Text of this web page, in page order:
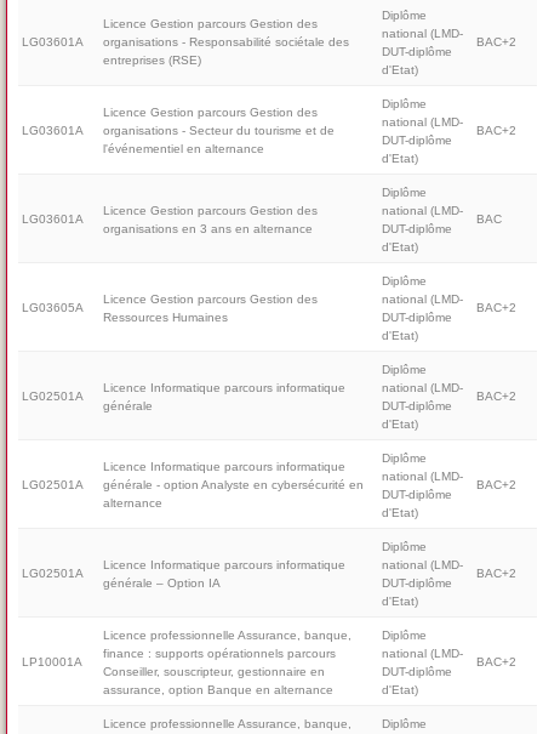
LG03601A
Licence Gestion parcours Gestion des
organisations - Responsabilité sociétale des
entreprises (RSE)
Diplôme
national (LMD-
DUT-diplôme
d'Etat)
BAC+2
LG03601A
Licence Gestion parcours Gestion des
organisations - Secteur du tourisme et de
l'événementiel en alternance
Diplôme
national (LMD-
DUT-diplôme
d'Etat)
BAC+2
LG03601A
Licence Gestion parcours Gestion des
organisations en 3 ans en alternance
Diplôme
national (LMD-
DUT-diplôme
d'Etat)
BAC
LG03605A
Licence Gestion parcours Gestion des
Ressources Humaines
Diplôme
national (LMD-
DUT-diplôme
d'Etat)
BAC+2
LG02501A
Licence Informatique parcours informatique
générale
Diplôme
national (LMD-
DUT-diplôme
d'Etat)
BAC+2
LG02501A
Licence Informatique parcours informatique
générale - option Analyste en cybersécurité en
alternance
Diplôme
national (LMD-
DUT-diplôme
d'Etat)
BAC+2
LG02501A
Licence Informatique parcours informatique
générale – Option IA
Diplôme
national (LMD-
DUT-diplôme
d'Etat)
BAC+2
LP10001A
Licence professionnelle Assurance, banque,
finance : supports opérationnels parcours
Conseiller, souscripteur, gestionnaire en
assurance, option Banque en alternance
Diplôme
national (LMD-
DUT-diplôme
d'Etat)
BAC+2
Licence professionnelle Assurance, banque,
Diplôme